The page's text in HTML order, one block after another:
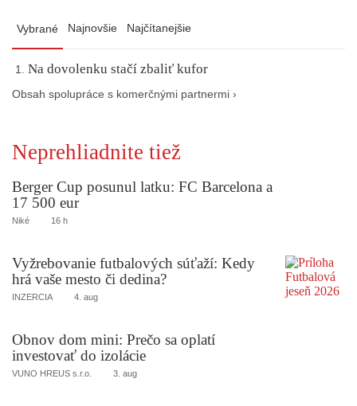
Vybrané Najnovšie Najčítanejšie
Na dovolenku stačí zbaliť kufor
Obsah spolupráce s komerčnými partnermi ›
Neprehliadnite tiež
Berger Cup posunul latku: FC Barcelona a
17 500 eur
Niké 16 h
Vyžrebovanie futbalových súťaží: Kedy
hrá vaše mesto či dedina?
INZERCIA 4. aug
Obnov dom mini: Prečo sa oplatí
investovať do izolácie
VUNO HREUS s.r.o. 3. aug